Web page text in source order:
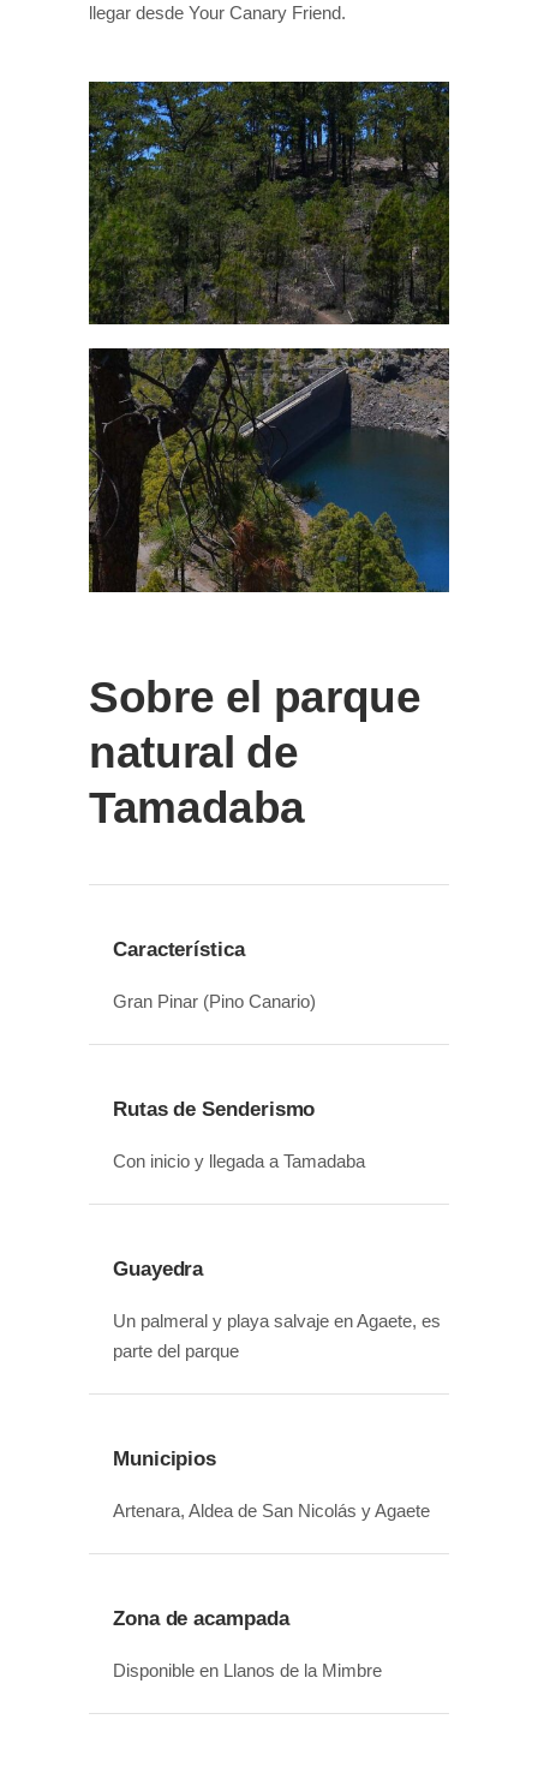
llegar desde Your Canary Friend.
Sobre el parque
natural de
Tamadaba
Característica
Gran Pinar (Pino Canario)
Rutas de Senderismo
Con inicio y llegada a Tamadaba
Guayedra
Un palmeral y playa salvaje en Agaete, es
parte del parque
Municipios
Artenara, Aldea de San Nicolás y Agaete
Zona de acampada
Disponible en Llanos de la Mimbre